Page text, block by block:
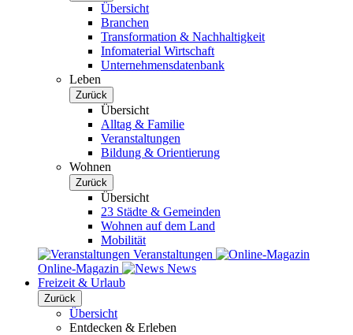
Übersicht
Branchen
Transformation & Nachhaltigkeit
Infomaterial Wirtschaft
Unternehmensdatenbank
Leben
Zurück
Übersicht
Alltag & Familie
Veranstaltungen
Bildung & Orientierung
Wohnen
Zurück
Übersicht
23 Städte & Gemeinden
Wohnen auf dem Land
Mobilität
Veranstaltungen
Online-Magazin
News
Freizeit & Urlaub
Zurück
Übersicht
Entdecken & Erleben